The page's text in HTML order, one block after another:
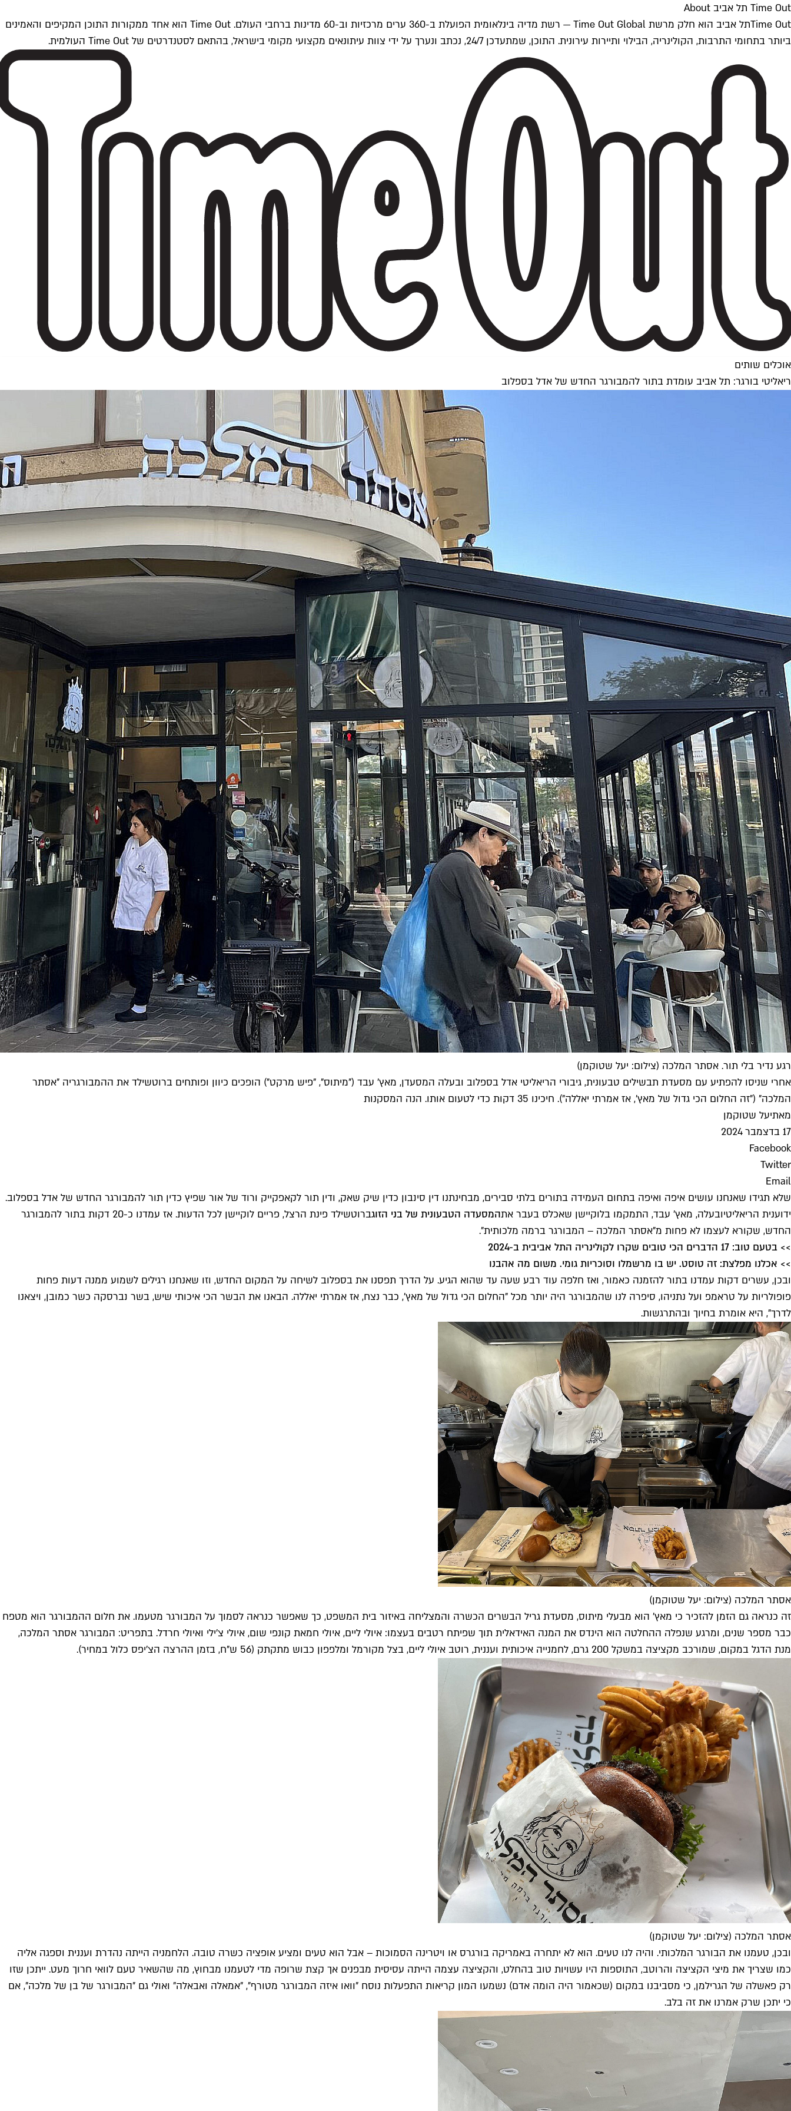
Time Out תל אביב About
Time Outתל אביב הוא חלק מרשת Time Out Global — רשת מדיה בינלאומית הפועלת ב-360 ערים מרכזיות וב-60 מדינות ברחבי העולם. Time Out הוא אחד ממקורות התוכן המקיפים והאמינים
ביותר בתחומי התרבות, הקולינריה, הבילוי ותיירות עירונית. התוכן, שמתעדכן 24/7, נכתב ונערך על ידי צוות עיתונאים מקצועי מקומי בישראל, בהתאם לסטנדרטים של Time Out העולמית.
אוכלים שותים
ריאליטי בורגר: תל אביב עומדת בתור להמבורגר החדש של אדל בספלוב
רגע נדיר בלי תור. אסתר המלכה (צילום: יעל שטוקמן)
אחרי שניסו להפתיע עם מסעדת תבשילים טבעונית, גיבורי הריאליטי אדל בספלוב ובעלה המסעדן, מאץ' עבד ("מיתוס", "פיש מרקט") הופכים כיוון ופותחים ברוטשילד את ההמבורגריה "אסתר
המלכה" ("זה החלום הכי גדול של מאץ', אז אמרתי יאללה"). חיכינו 35 דקות כדי לטעום אותו. הנה המסקנות
מאתיעל שטוקמן
17 בדצמבר 2024
Facebook
Twitter
Email
שלא תגידו שאנחנו עושים איפה ואיפה בתחום העמידה בתורים בלתי סבירים, מבחינתנו דין סינבון כדין שיק שאק, ודין תור לקאפקייק ורוד של אור שפיץ כדין תור להמבורגר החדש של אדל בספלוב.
ידוענית הריאליטיובעלה, מאץ' עבד, התמקמו בלוקיישן שאכלס בעבר אתהמסעדה הטבעונית של בני הזוג
ברוטשילד פינת הרצל, פריים לוקיישן לכל הדעות. אז עמדנו כ-20 דקות בתור להמבורגר
החדש, שקורא לעצמו לא פחות מ"אסתר המלכה – המבורגר ברמה מלכותית".
>> בטעם טוב: 17 הדברים הכי טובים שקרו לקולינריה התל אביבית ב-2024
>> אכלנו מפלצת: זה טוסט. יש בו מרשמלו וסוכריות גומי. משום מה אהבנו
ובכן, עשרים דקות עמדנו בתור להזמנה כאמור, ואז חלפה עוד רבע שעה עד שהוא הגיע. על הדרך תפסנו את בספלוב לשיחה על המקום החדש, וזו שאנחנו רגילים לשמוע ממנה דעות פחות
פופולריות על טראמפ ועל נתניהו, סיפרה לנו שהמבורגר היה יותר מכל "החלום הכי גדול של מאץ', כבר נצח, אז אמרתי יאללה. הבאנו את הבשר הכי איכותי שיש, בשר נברסקה כשר כמובן, ויצאנו
לדרך", היא אומרת בחיוך ובהתרגשות.
אסתר המלכה (צילום: יעל שטוקמן)
זה כנראה גם הזמן להזכיר כי מאץ׳ הוא מבעלי מיתוס, מסעדת גריל הבשרים הכשרה והמצליחה באיזור בית המשפט, כך שאפשר כנראה לסמוך על המבורגר מטעמו. את חלום ההמבורגר הוא מטפח
כבר מספר שנים, ומרגע שנפלה ההחלטה הוא הינדס את המנה האידאלית תוך שפיתח רטבים בעצמו: איולי ליים, איולי חמאת קונפי שום, איולי צ׳ילי ואיולי חרדל. בתפריט: המבורגר אסתר המלכה,
מנת הדגל במקום, שמורכב מקציצה במשקל 200 גרם, לחמנייה איכותית ועננית, רוטב איולי ליים, בצל מקורמל ומלפפון כבוש מתקתק (56 ש"ח, בזמן ההרצה הצ'יפס כלול במחיר).
אסתר המלכה (צילום: יעל שטוקמן)
ובכן, טעמנו את הבורגר המלכותי. והיה לנו טעים. הוא לא יתחרה באמריקה בורגרס או ויטרינה הסמוכות – אבל הוא טעים ומציע אופציה כשרה טובה. הלחמניה הייתה נהדרת ועננית וספגה אליה
כמו שצריך את מיצי הקציצה והרוטב, התוספות היו עשויות טוב בהחלט, והקציצה עצמה הייתה עסיסית מבפנים אך קצת שרופה מדי לטעמנו מבחוץ, מה שהשאיר טעם לוואי חרוך מעט. ייתכן שזו
רק פאשלה של הגרילמן, כי מסביבנו במקום (שכאמור היה הומה אדם) נשמעו המון קריאות התפעלות נוסח "וואו איזה המבורגר מטורף", "אמאלה ואבאלה" ואולי גם "המבורגר של בן של מלכה", אם
כי יתכן שרק אמרנו את זה בלב.